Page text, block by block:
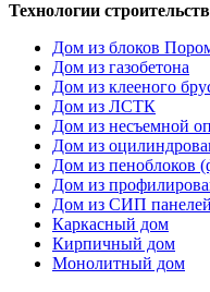
Технологии
Дом из блоков
Дом из газобетона
Дом из клееного
Дом из ЛСТК
Дом из несъемной
Дом из
Дом из пеноблоков
Дом из
Дом из СИП панелей
Каркасный дом
Кирпичный дом
Монолитный дом